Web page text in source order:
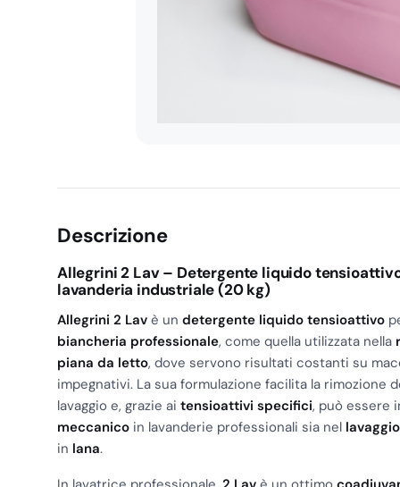
Descrizione
Allegrini 2 Lav – Detergente liquido
lavanderia industriale (20 kg)
Allegrini 2 Lav è un detergente liquido tensioattivo
biancheria professionale, come quella utilizzata nella
piana da letto, dove servono risultati costanti su
impegnativi. La sua formulazione facilita la rimozione
lavaggio e, grazie ai tensioattivi specifici, può essere
meccanico in lavanderie professionali sia nel
in lana.